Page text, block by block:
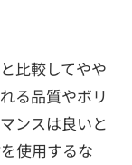
比較してやや
る品質やボリ
ンスは良いと
使用するな